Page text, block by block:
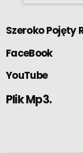
Szeroko Pojęty
FaceBook
YouTube
Plik Mp3.